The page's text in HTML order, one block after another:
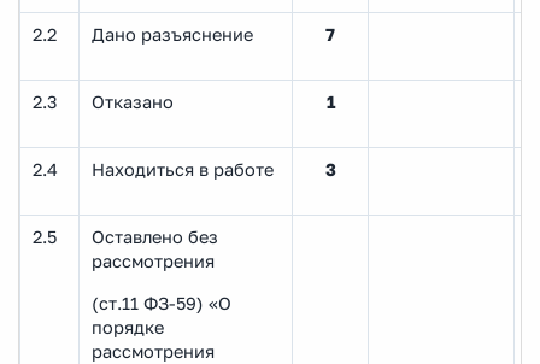
2.2 Дано разъяснение 7
2.3 Отказано 1
2.4 Находиться в работе 3
2.5
Оставлено без
рассмотрения
(ст.11 ФЗ-59) «О
порядке
рассмотрения